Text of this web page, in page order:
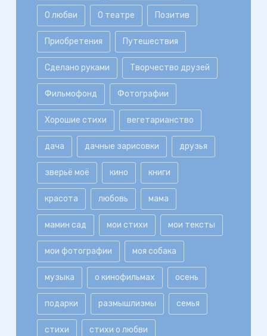
О любви О театре Позитив
Приобретения Путешествия
Сделано руками Творчество друзей
Фильмофонд Фотографии
Хорошие стихи вегетарианство
дача дачные зарисовки друзья
зверьё моё кино книги
красота любовь мама
мамин сад мои стихи мои тексты
мои фотографии моя собака
музыка о кинофильмах осень
подарки размышлизмы семья
стихи стихи о любви